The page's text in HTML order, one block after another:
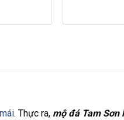
. Thực ra, mộ đá Tam Sơn